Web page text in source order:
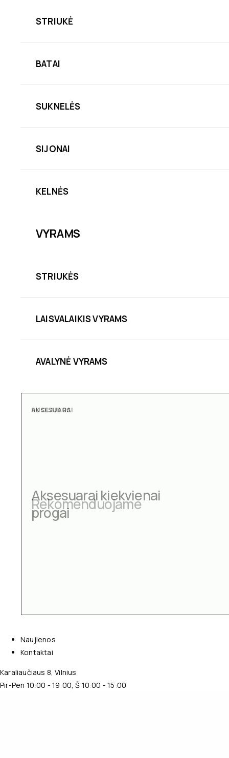
STRIUKĖ
BATAI
SUKNELĖS
SIJONAI
KELNĖS
VYRAMS
STRIUKĖS
LAISVALAIKIS VYRAMS
AVALYNĖ VYRAMS
AKSESUARAI
Aksesuarai kiekvienai
progai
Naujienos
Kontaktai
Karaliaučiaus 8, Vilnius
Pir-Pen 10:00 - 19:00, Š 10:00 - 15:00